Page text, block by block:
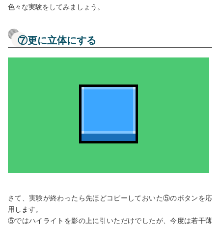
色々な実験をしてみましょう。
⑦更に立体にする
さて、実験が終わったら先ほどコピーしておいた⑤のボタンを応
用します。
⑤ではハイライトを影の上に引いただけでしたが、今度は若干薄